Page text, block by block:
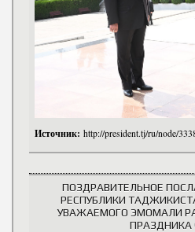
Источник: http://president.tj/ru/node/
ПОЗДРАВИТЕЛЬНОЕ
РЕСПУБЛИКИ
УВАЖАЕМОГО ЭМОМАЛИ
ПРАЗДНИКА